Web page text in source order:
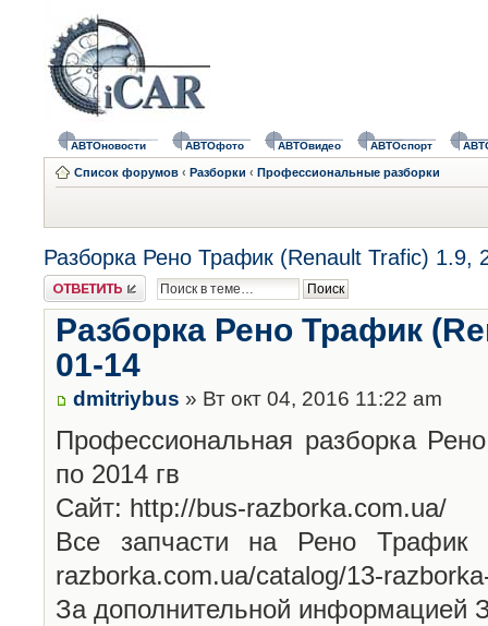
АВТОновости АВТОфото АВТОвидео АВТОспорт
Список форумов ‹ Разборки ‹ Профессиональные разборки
Разборка Рено Трафик (Renault Trafic) 1.9,
Ответить
Разборка Рено Трафик
01-14
dmitriybus » Вт окт 04, 2016 11:22 am
Профессиональная разборка
по 2014 гв
Сайт: http://bus-razborka.com.ua/
Все запчасти на Рено
razborka.com.ua/catalog/13-
За дополнительной